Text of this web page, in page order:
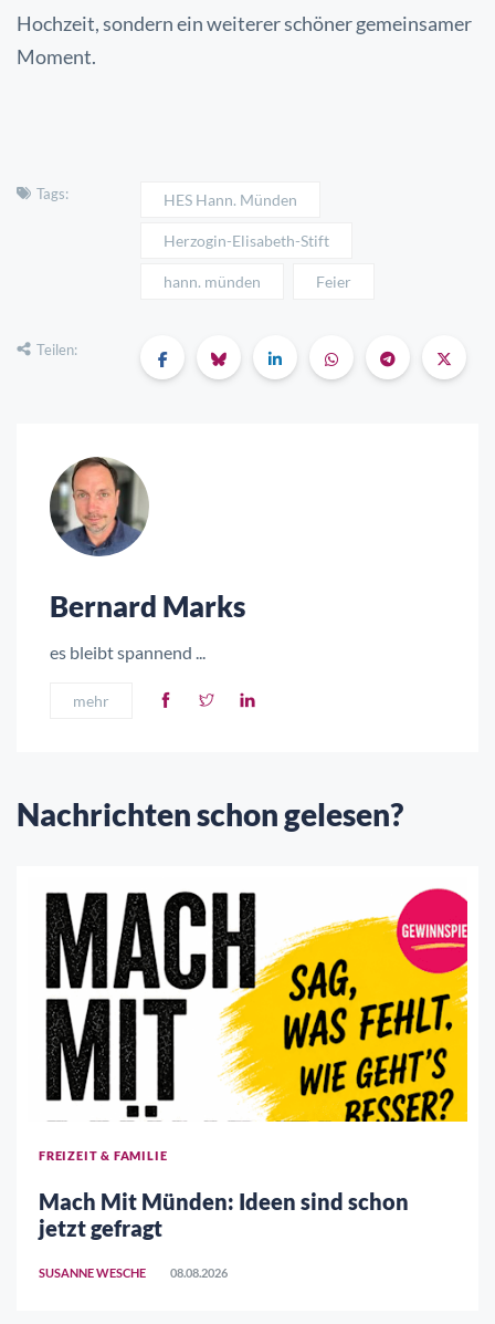
Hochzeit, sondern ein weiterer schöner gemeinsamer
Moment.
Tags: HES Hann. Münden
Herzogin-Elisabeth-Stift
hann. münden Feier
Teilen:
Bernard Marks
es bleibt spannend ...
mehr
Nachrichten schon gelesen?
FREIZEIT & FAMILIE
Mach Mit Münden: Ideen sind schon
jetzt gefragt
SUSANNE WESCHE 08.08.2026